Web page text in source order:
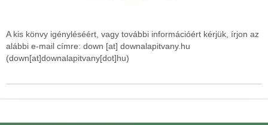
A kis könvy igényléséért, vagy további információért kérjük, írjon az
alábbi e-mail címre: down [at] downalapitvany.hu
(down[at]downalapitvany[dot]hu)